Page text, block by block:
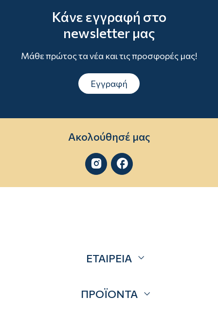
Κάνε εγγραφή στο
newsletter μας
Μάθε πρώτος τα νέα και τις προσφορές μας!
Εγγραφή
Ακολούθησέ μας
 
ΕΤΑΙΡΕΙΑ
Επικοινωνία
ΠΡΟΪΟΝΤΑ